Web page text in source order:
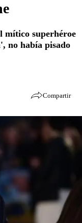
mítico superhéroe
no había pisado
Compartir